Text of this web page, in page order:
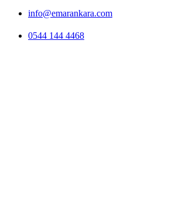
info@emarankara.com
0544 144 4468